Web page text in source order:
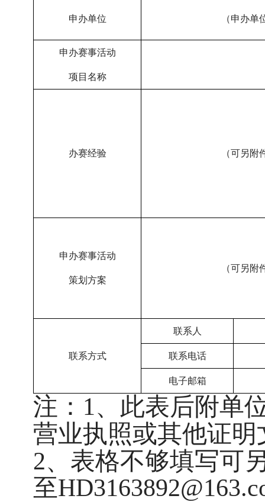
申办单位 （申办单
申办赛事活动
项目名称
办赛经验 （可另附
申办赛事活动
策划方案
（可另附
联系方式
联系人
联系电话
电子邮箱
注：1、此表后附单
营业执照或其他证明
2、表格不够填写可
至